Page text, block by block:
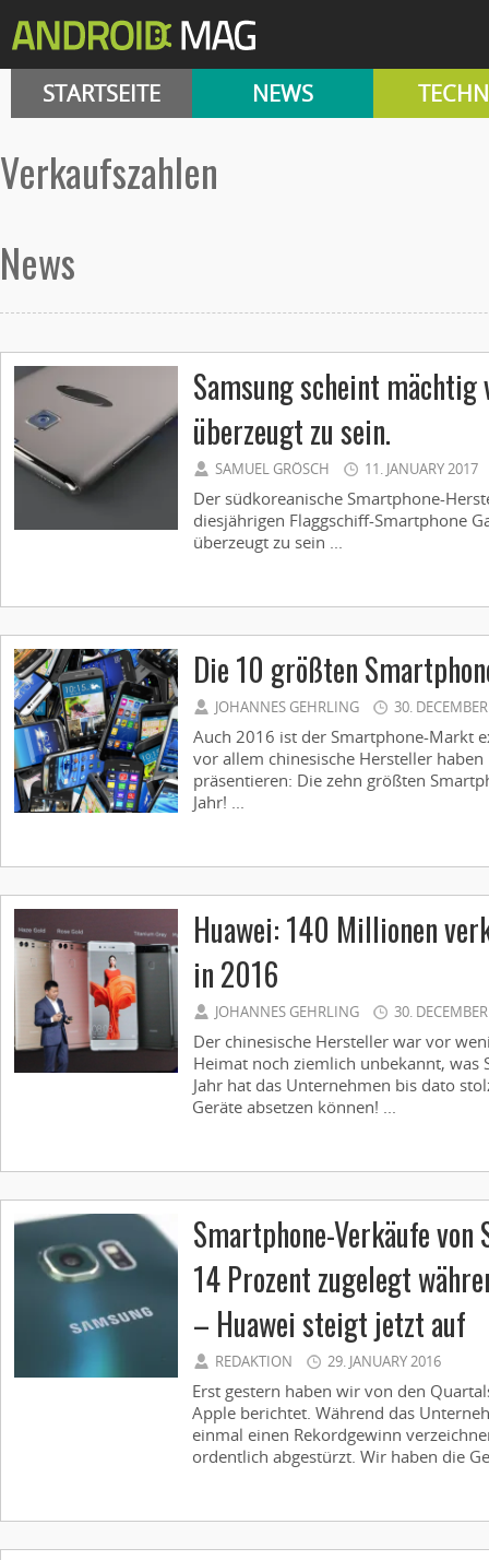
STARTSEITE NEWS
Verkaufszahlen
News
Samsung scheint mächtig
überzeugt zu sein.
SAMUEL GRÖSCH 11. JANUARY 2017
Der südkoreanische Smartphone-
diesjährigen Flaggschiff-Smartphone
überzeugt zu sein ...
Die 10 größten
JOHANNES GEHRLING 30.
Auch 2016 ist der Smartphone-Markt
vor allem chinesische Hersteller
präsentieren: Die zehn größten
Jahr! ...
Huawei: 140 Millionen
in 2016
JOHANNES GEHRLING 30.
Der chinesische Hersteller war vor
Heimat noch ziemlich unbekannt, was
Jahr hat das Unternehmen bis dato
Geräte absetzen können! ...
Smartphone-Verkäufe von
14 Prozent zugelegt
– Huawei steigt jetzt auf
REDAKTION 29. JANUARY 2016
Erst gestern haben wir von den
Apple berichtet. Während das
einmal einen Rekordgewinn
ordentlich abgestürzt. Wir haben die